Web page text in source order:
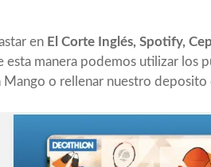
en El Corte Inglés, Spotify,
esta manera podemos utilizar los
o rellenar nuestro deposito